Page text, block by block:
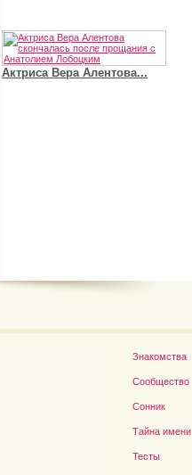
Актриса Вера Алентова...
Знакомства
Сообщество
Сонник
Тайна имени
Тесты